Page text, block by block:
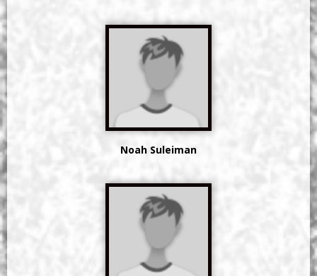
Noah Suleiman